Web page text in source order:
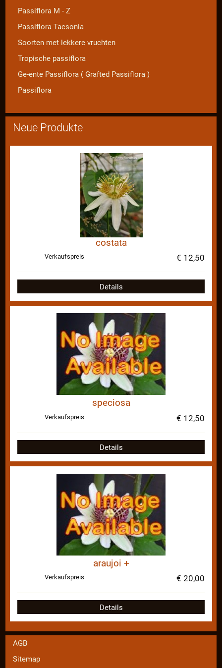
Passiflora M - Z
Passiflora Tacsonia
Soorten met lekkere vruchten
Tropische passiflora
Ge-ente Passiflora ( Grafted Passiflora )
Passiflora
Neue Produkte
costata
Verkaufspreis € 12,50
Details
speciosa
Verkaufspreis € 12,50
Details
araujoi +
Verkaufspreis € 20,00
Details
AGB
Sitemap